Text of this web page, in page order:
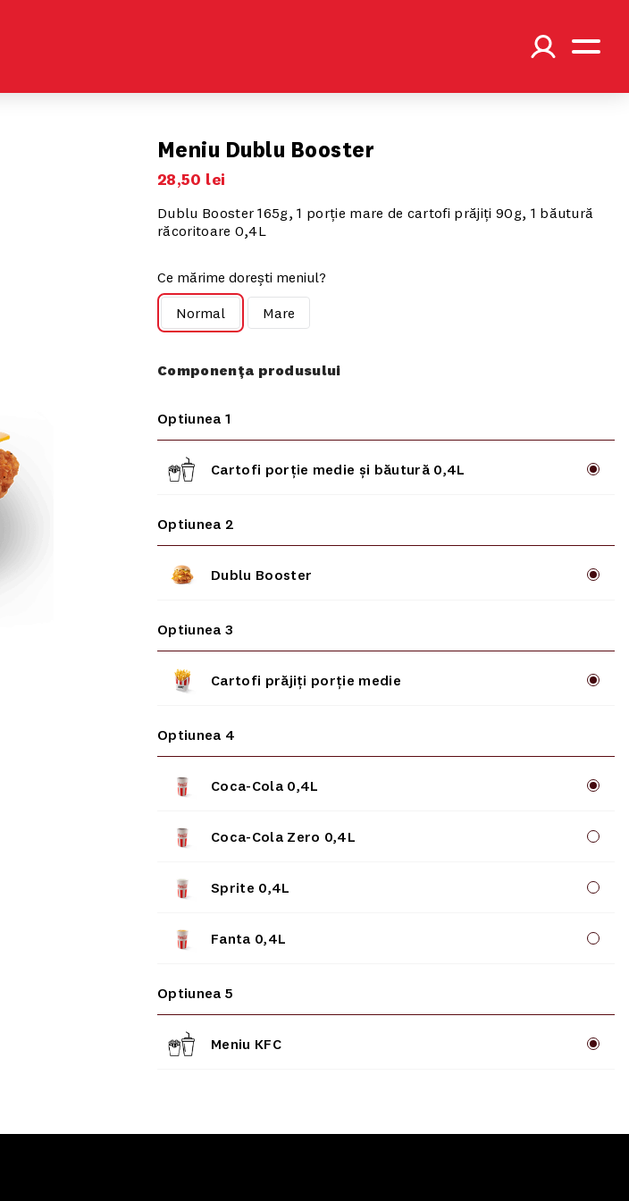
Meniu Dublu Booster
28,50 lei
Dublu Booster 165g, 1 porție mare de cartofi prăjiți 90g, 1 băutură
răcoritoare 0,4L
Ce mărime dorești meniul?
Normal
Mare
Componența produsului
Optiunea 1
Cartofi porție medie și băutură 0,4L
Optiunea 2
Dublu Booster
Optiunea 3
Cartofi prăjiți porție medie
Optiunea 4
Coca-Cola 0,4L
Coca-Cola Zero 0,4L
Sprite 0,4L
Fanta 0,4L
Optiunea 5
Meniu KFC